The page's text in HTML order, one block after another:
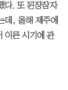
다. 또 된장잠자
데, 올해 제주에
이른 시기에 관